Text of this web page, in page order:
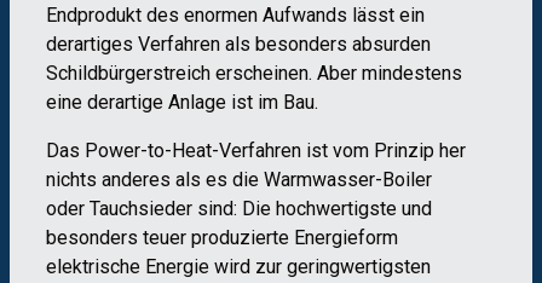
Endprodukt des enormen Aufwands lässt ein
derartiges Verfahren als besonders absurden
Schildbürgerstreich erscheinen. Aber mindestens
eine derartige Anlage ist im Bau.
Das Power-to-Heat-Verfahren ist vom Prinzip her
nichts anderes als es die Warmwasser-Boiler
oder Tauchsieder sind: Die hochwertigste und
besonders teuer produzierte Energieform
elektrische Energie wird zur geringwertigsten